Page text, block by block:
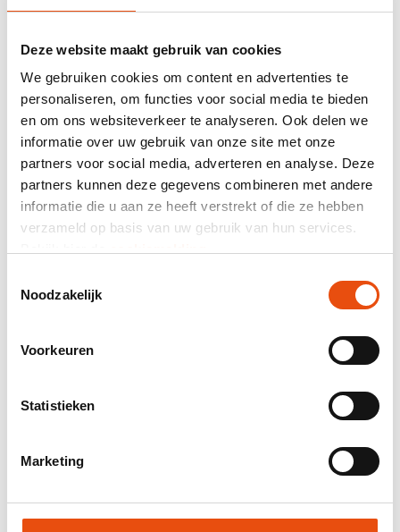
Deze website maakt gebruik van cookies
We gebruiken cookies om content en advertenties te
personaliseren, om functies voor social media te bieden
en om ons websiteverkeer te analyseren. Ook delen we
informatie over uw gebruik van onze site met onze
partners voor social media, adverteren en analyse. Deze
partners kunnen deze gegevens combineren met andere
informatie die u aan ze heeft verstrekt of die ze hebben
verzameld op basis van uw gebruik van hun services.
Noodzakelijk
Voorkeuren
Statistieken
Marketing
6. Délai de livraison
Résumé
464 avis
Prix total
hors TVA 116,53 €*
Visuel et / ou échantillon gratuit
Demander un devis
Demande d'échantillon